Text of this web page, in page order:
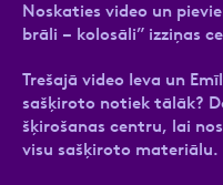
Noskaties video un
brāli – kolosāli” izziņas
Trešajā video Ieva un
sašķiroto notiek tālāk?
šķirošanas centru, lai
visu sašķiroto materiālu.